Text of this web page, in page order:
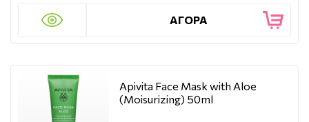
ΑΓΟΡΑ
Apivita Face Mask with Aloe
(Moisurizing) 50ml